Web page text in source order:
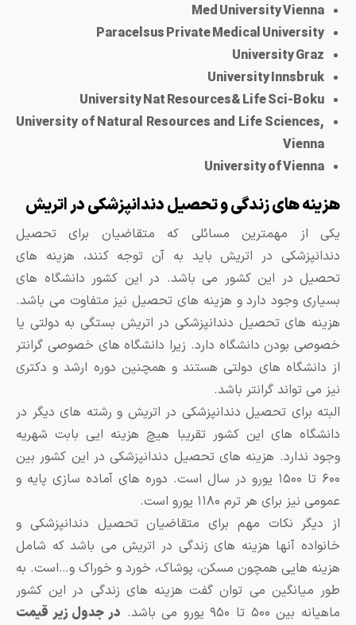
Med University Vienna
Paracelsus Private Medical University
University Graz
University Innsbruk
University Nat Resources& Life Sci-Boku
University of Natural Resources and Life Sciences,
Vienna
University of Vienna
های زندگی و تحصیل دندانپزشکی در اتریش
از مهمترین مسائلی که متقاضیان برای تحصیل
در اتریش باید به آن توجه کنند، هزینه های
در این کشور می باشد. در این کشور دانشگاه های
وجود دارد و هزینه های تحصیل نیز متفاوت می باشد.
های تحصیل دندانپزشکی در اتریش بستگی به دولتی یا
بودن دانشگاه دارد. زیرا دانشگاه های خصوصی گرانتر
دانشگاه های دولتی هستند و همچنین دوره ارشد و دکتری
می تواند گرانتر باشد.
برای تحصیل دندانپزشکی در اتریش و رشته های دیگر در
های این کشور تقریبا هیچ هزینه ایی بابت شهریه
ندارد. هزینه های تحصیل دندانپزشکی در این کشور بین
۶۰۰ تا ۱۵۰۰ یورو در سال است. دوره های آماده سازی پایه و
نیز برای هر ترم ۱۱۸۰ یورو است.
دیگر نکات مهم برای متقاضیان تحصیل دندانپزشکی و
آنها هزینه های زندگی در اتریش می باشد که شامل
هایی همچون مسکن، پوشاک، خورد و خوراک و…است. به
میانگین می توان گفت هزینه های زندگی در این کشور
بین ۵۰۰ تا ۹۵۰ یورو می باشد.
در جدول زیر قیمت